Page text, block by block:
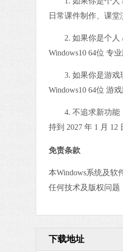
日常课件制作、课堂
2. 如果你是个人 /
Windows10 64位 专
3. 如果你是游戏玩
Windows10 64位 游
4. 不追求新功能，
持到 2027 年 1 月 12
免责条款
本Windows系统及
任何技术及版权问题
下载地址